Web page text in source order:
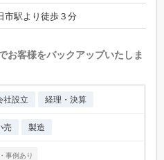
市駅より徒歩３分
お客様をバックアップいたしま
社設立 経理・決算
売 製造
事例あり